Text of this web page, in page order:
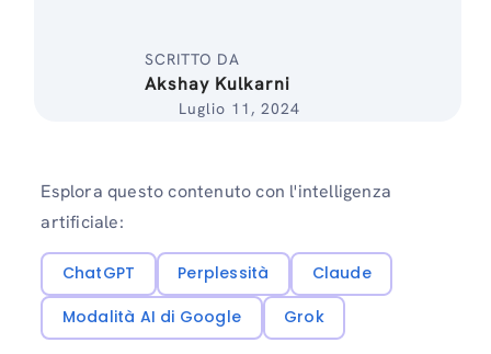
SCRITTO DA
Akshay Kulkarni
Luglio 11, 2024
Esplora questo contenuto con l'intelligenza
artificiale:
ChatGPT Perplessità
Claude
Modalità AI di Google
Grok